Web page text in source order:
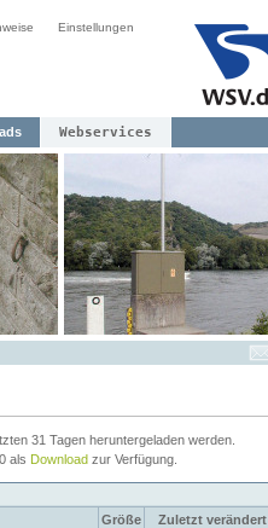
Einstellungen
Webservices
31 Tagen heruntergeladen werden.
als Download zur Verfügung.
Größe
Zuletzt verändert